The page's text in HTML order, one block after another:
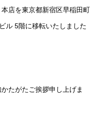
店を東京都新宿区早稲田町
ル 5階に移転いたしました
たがたご挨拶申し上げま